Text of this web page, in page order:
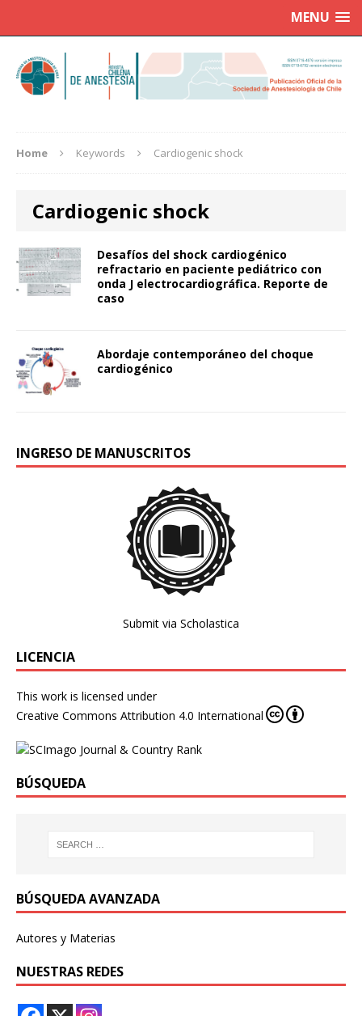
MENU
Home Keywords Cardiogenic shock
Cardiogenic shock
Desafíos del shock cardiogénico
refractario en paciente pediátrico con
onda J electrocardiográfica. Reporte de
caso
Abordaje contemporáneo del choque
cardiogénico
INGRESO DE MANUSCRITOS
Submit via Scholastica
LICENCIA
This work is licensed under
Creative Commons Attribution 4.0 International
BÚSQUEDA
BÚSQUEDA AVANZADA
Autores y Materias
NUESTRAS REDES